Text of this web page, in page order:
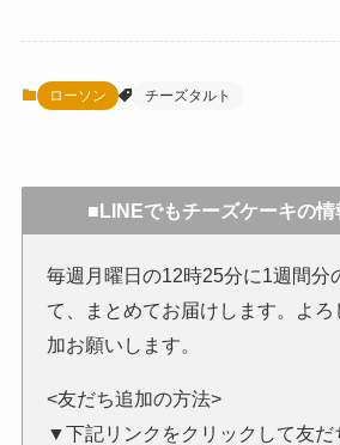
ローソン チーズタルト
■LINEでもチーズケーキの情
毎週月曜日の12時25分に1週間分
て、まとめてお届けします。よろ
加お願いします。
<友だち追加の方法>
▼下記リンクをクリックして友だ